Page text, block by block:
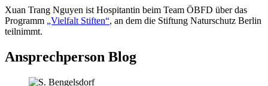
Xuan Trang Nguyen ist Hospitantin beim Team ÖBFD über das
Programm „Vielfalt Stiften“, an dem die Stiftung Naturschutz Berlin
teilnimmt.
Ansprechperson Blog